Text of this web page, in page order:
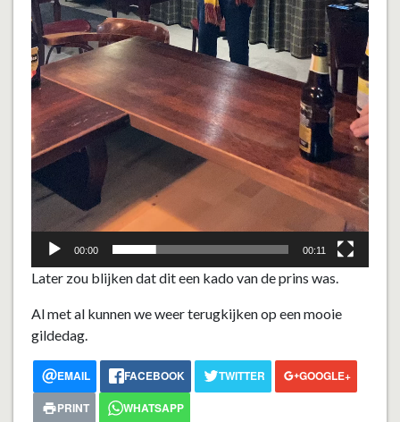
00:00 00:11
Later zou blijken dat dit een kado van de prins was.
Al met al kunnen we weer terugkijken op een mooie
gildedag.
EMAIL FACEBOOK TWITTER
GOOGLE+
PRINT
WHATSAPP